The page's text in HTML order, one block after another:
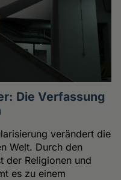
Die Verfassung
verändert die
Welt. Durch den
der Religionen und
es zu einem